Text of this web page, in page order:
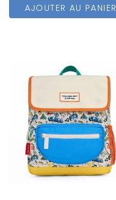
AJOUTER AU PANIER